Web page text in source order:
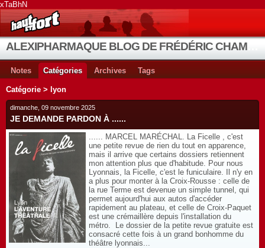
xTaBhN
Notes Catégories Archives Tags
Catégorie > lyon
dimanche, 09 novembre 2025
JE DEMANDE PARDON À ......
...... MARCEL MARÉCHAL. La Ficelle , c'est
une petite revue de rien du tout en apparence,
mais il arrive que certains dossiers retiennent
mon attention plus que d'habitude. Pour nous
Lyonnais, la Ficelle, c'est le funiculaire. Il n'y en
a plus pour monter à la Croix-Rousse : celle de
la rue Terme est devenue un simple tunnel, qui
permet aujourd'hui aux autos d'accéder
rapidement au plateau, et celle de Croix-Paquet
est une crémaillère depuis l'installation du
métro. Le dossier de la petite revue gratuite est
consacré cette fois à un grand bonhomme du
théâtre lyonnais...